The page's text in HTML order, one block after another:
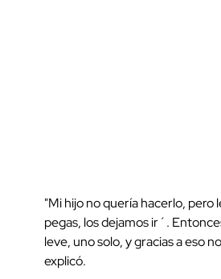
"Mi hijo no quería hacerlo, pero
pegas, los dejamos ir´.
leve, uno solo, y gracias a eso
explicó.